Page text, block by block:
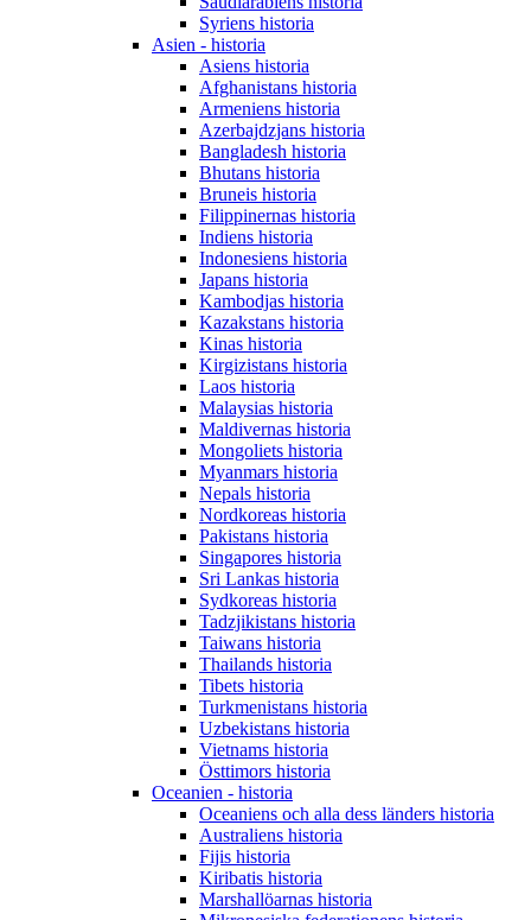
Syriens historia
Asien - historia
Asiens historia
Afghanistans historia
Armeniens historia
Azerbajdzjans historia
Bangladesh historia
Bhutans historia
Bruneis historia
Filippinernas historia
Indiens historia
Indonesiens historia
Japans historia
Kambodjas historia
Kazakstans historia
Kinas historia
Kirgizistans historia
Laos historia
Malaysias historia
Maldivernas historia
Mongoliets historia
Myanmars historia
Nepals historia
Nordkoreas historia
Pakistans historia
Singapores historia
Sri Lankas historia
Sydkoreas historia
Tadzjikistans historia
Taiwans historia
Thailands historia
Tibets historia
Turkmenistans historia
Uzbekistans historia
Vietnams historia
Östtimors historia
Oceanien - historia
Oceaniens och alla dess länders historia
Australiens historia
Fijis historia
Kiribatis historia
Marshallöarnas historia